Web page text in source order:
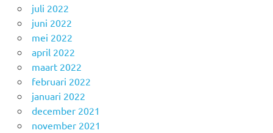
juli 2022
juni 2022
mei 2022
april 2022
maart 2022
februari 2022
januari 2022
december 2021
november 2021